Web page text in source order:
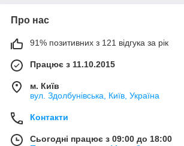
Про нас
91% позитивних з 121 відгука за рік
Працює з 11.10.2015
м. Київ
вул. Здолбунівська, Київ, Україна
Контакти
Сьогодні працює з 09:00 до 18:00